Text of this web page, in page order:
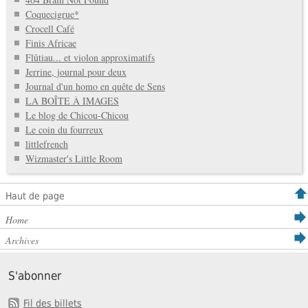
Coquecigrue*
Crocell Café
Finis Africae
Flûtiau... et violon approximatifs
Jerrine, journal pour deux
Journal d'un homo en quête de Sens
LA BOÎTE À IMAGES
Le blog de Chicou-Chicou
Le coin du fourreux
littlefrench
Wizmaster's Little Room
Haut de page
Home
Archives
S'abonner
Fil des billets